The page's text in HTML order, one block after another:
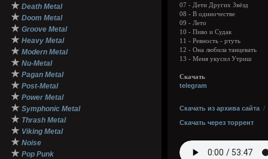
★ Death Metal
★ Doom Metal
★ Groove Metal
★ Heavy Metal
★ Modern Metal
★ Nu-Metal
★ Pagan Metal
★ Post-Metal
★ Power Metal
★ Symphonic Metal
★ Thrash Metal
★ Viking Metal
★ Noise
★ Pop Punk
07 - Дети Других Звёзд
08 - В одиночестве
09 - Лето
10 - Пиво и Судак
11 - Ревность - ртуть
12 - Она любила танцевать
13 - Меня укусил Утриш
Скачать
telegram
Скачать из архива сайта /
Скачать через торрент